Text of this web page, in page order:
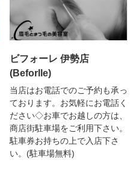
ビフォーレ 伊勢店
(Beforlle)
当店はお電話でのご予約も承っ
ております。お気軽にお電話く
ださい◇お車でお越しの方は、
商店街駐車場をご利用下さい。
駐車券お持ちの上で入店下さ
い。(駐車場無料)